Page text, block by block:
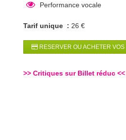
Performance vocale
Tarif unique : 26 €
RESERVER OU ACHETER
>> Critiques sur Billet réduc <<